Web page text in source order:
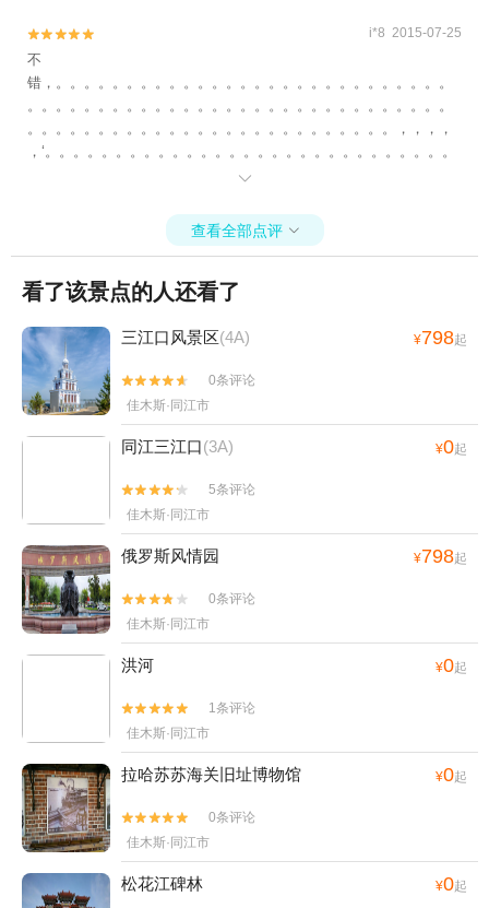

 i*8 2015-07-25
不
错，。。。。。。。。。。。。。。。。。。。。。。。。。。。。
。。。。。。。。。。。。。。。。。。。。。。。。。。。。。。
。。。。。。。。。。。。。。。。。。。。。。。。。。，，，，
，‘。。。。。。。。。。。。。。。。。。。。。。。。。。。。。
。。。。。。。。。。。。。。。。。。。。。。。。。。。。。。
。。。。。。。。。。。。。。。。。。。。。。。。。。。。。。
。。。。。。。。。。。。。。。。。。。。。。。。。。。。。。
~。。。。。。。。。。。。。。。。。。。。。。。。。。。。。。

查看全部点评 
看了该景点的人还看了
三江口风景区(4A) ¥798起


0条评论
佳木斯·同江市
同江三江口(3A) ¥0起


5条评论
佳木斯·同江市
俄罗斯风情园 ¥798起


0条评论
佳木斯·同江市
洪河 ¥0起


1条评论
佳木斯·同江市
拉哈苏苏海关旧址博物馆 ¥0起


0条评论
佳木斯·同江市
松花江碑林 ¥0起